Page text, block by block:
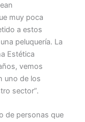
muy poca
a estos
peluquería. La
Estética
vemos
uno de los
sector”.
de personas que